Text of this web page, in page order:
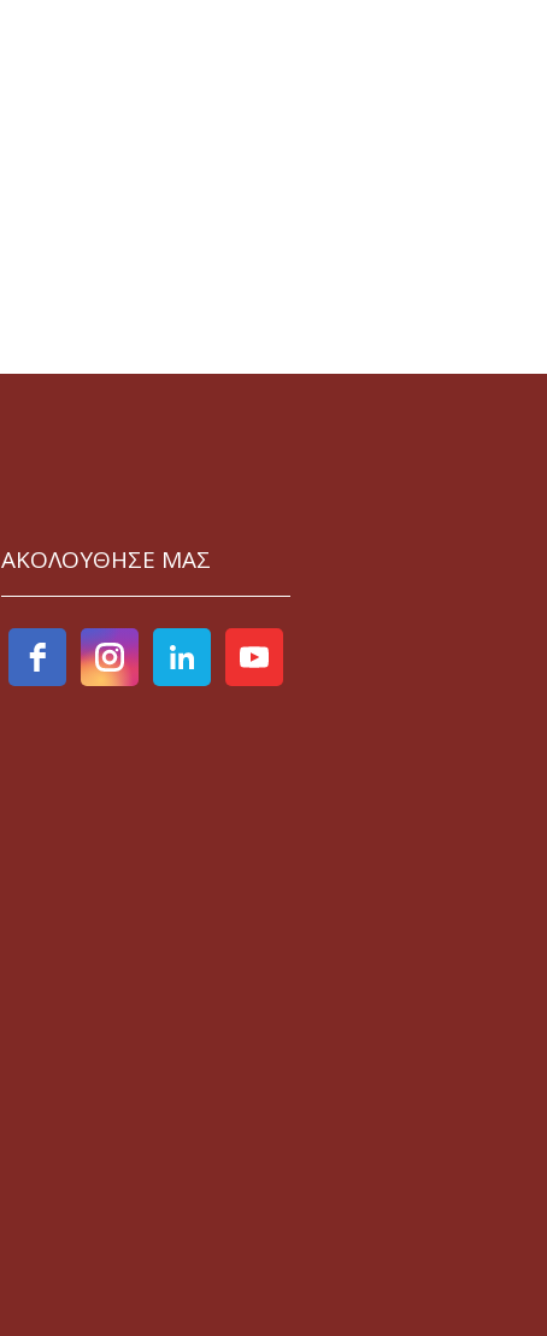
ΑΚΟΛΟΥΘΗΣΕ ΜΑΣ